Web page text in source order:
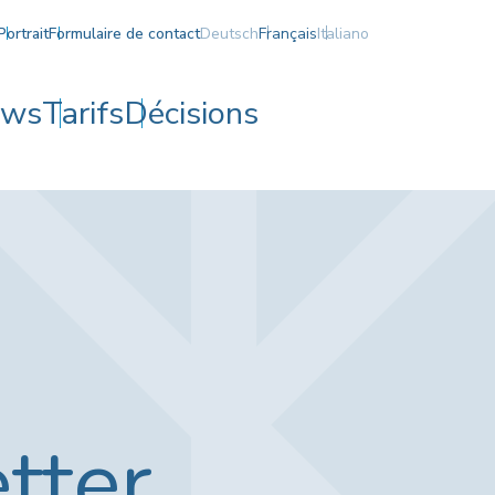
TarifsDécisions
Formulaire de contactDeutschFrançaisItaliano